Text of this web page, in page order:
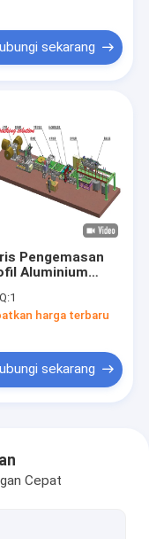
sekarang
Pengemasan
Aluminium
Coil 6000mm
1
harga terbaru
sekarang
Cepat